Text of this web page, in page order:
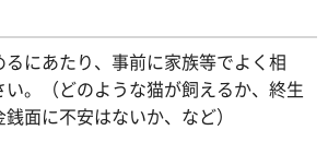
にあたり、事前に家族等でよく相
。（どのような猫が飼えるか、終生
面に不安はないか、など）